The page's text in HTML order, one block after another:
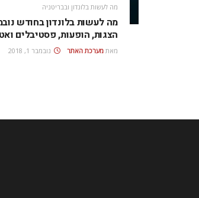
מה לעשות בלונדון ובבריטניה
הצגות, הופעות, פסטיבלים
מאת מערכת האתר נובמבר 1, 2018